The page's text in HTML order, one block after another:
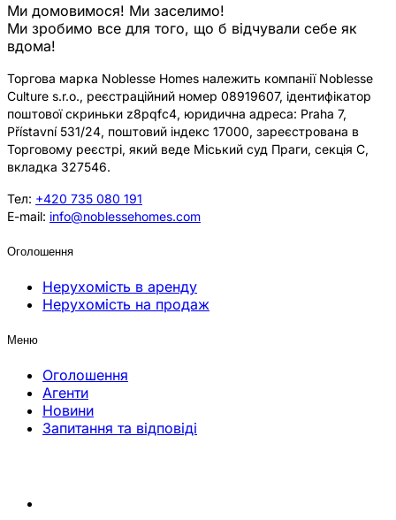
Ми домовимося! Ми заселимо!
Ми зробимо все для того, що б відчували себе як
вдома!
Торгова марка Noblesse Homes належить компанії Noblesse
Culture s.r.o., реєстраційний номер 08919607, ідентифікатор
поштової скриньки z8pqfc4, юридична адреса: Praha 7,
Přístavní 531/24, поштовий індекс 17000, зареєстрована в
Торговому реєстрі, який веде Міський суд Праги, секція C,
вкладка 327546.
Тел: +420 735 080 191
E-mail: info@noblessehomes.com
Оголошення
Нерухомість в аренду
Нерухомість на продаж
Меню
Оголошення
Агенти
Новини
Запитання та відповіді